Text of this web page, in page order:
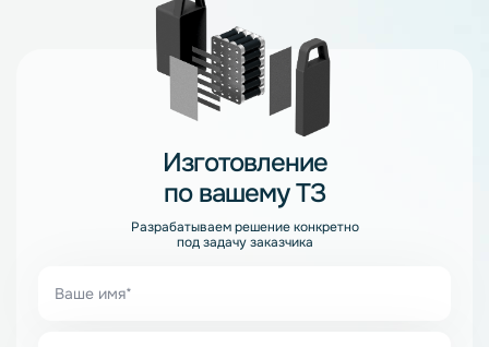
Изготовление
по вашему ТЗ
Разрабатываем решение конкретно
под задачу заказчика